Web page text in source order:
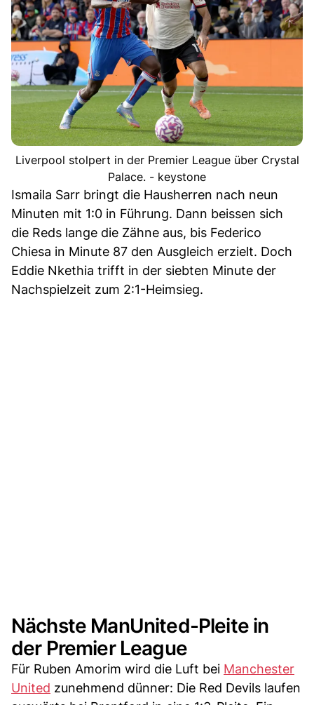
Liverpool stolpert in der Premier League über Crystal
Palace. - keystone
Ismaila Sarr bringt die Hausherren nach neun
Minuten mit 1:0 in Führung. Dann beissen sich
die Reds lange die Zähne aus, bis Federico
Chiesa in Minute 87 den Ausgleich erzielt. Doch
Eddie Nkethia trifft in der siebten Minute der
Nachspielzeit zum 2:1-Heimsieg.
Nächste ManUnited-Pleite in
der Premier League
Für Ruben Amorim wird die Luft bei Manchester
United zunehmend dünner: Die Red Devils laufen